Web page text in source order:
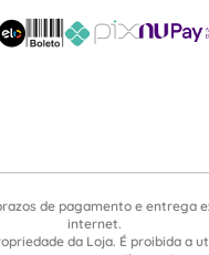
de pagamento e entrega
internet.
da Loja. É proibida a